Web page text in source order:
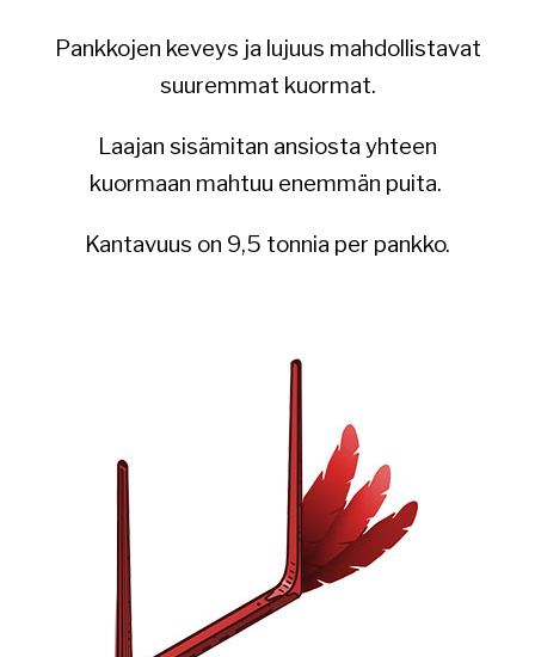
Pankkojen keveys ja lujuus mahdollistavat
suuremmat kuormat.
Laajan sisämitan ansiosta yhteen
kuormaan mahtuu enemmän puita.
Kantavuus on 9,5 tonnia per pankko.